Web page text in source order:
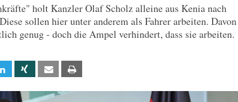
holt Kanzler Olaf Scholz alleine aus Kenia nach
sollen hier unter anderem als Fahrer arbeiten. Davon
genug - doch die Ampel verhindert, dass sie arbeiten.
Linkedin Xing Email